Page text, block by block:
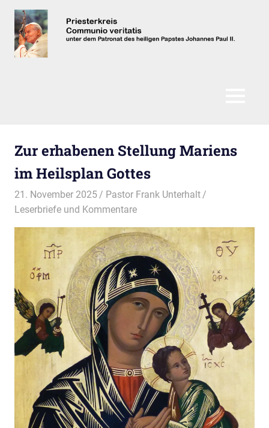
Zum
Inhalt
springen
Zur erhabenen Stellung Mariens
im Heilsplan Gottes
21. November 2025
Pastor Frank Unterhalt
Leserbriefe und Kommentare